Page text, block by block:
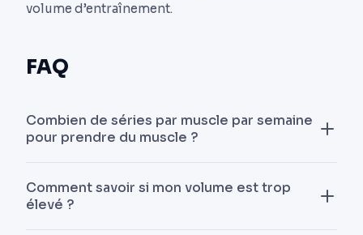
volume d’entraînement.
FAQ
Combien de séries par muscle par semaine
pour prendre du muscle ?
(proches de l’échec) par muscle et par semaine.
Comment savoir si mon volume est trop
élevé ?